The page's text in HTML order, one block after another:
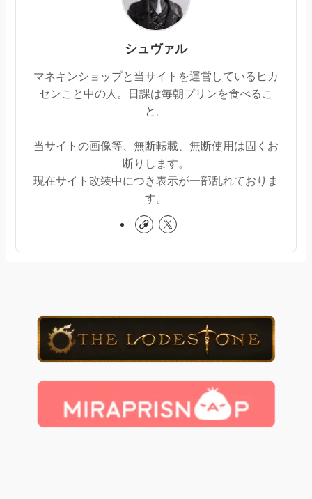
シュヴァル
マネキンショップと当サイトを運営しているヒカ
センこと中の人。日課は毎朝プリンを食べるこ
と。
当サイトの画像等、無断転載、無断使用は固くお
断りします。
現在サイト改装中につき表示が一部乱れておりま
す。